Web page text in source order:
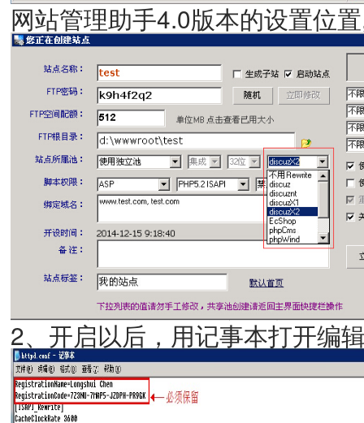
网站管理助手4.0版本的设置位
2、开启以后，用记事本打开编